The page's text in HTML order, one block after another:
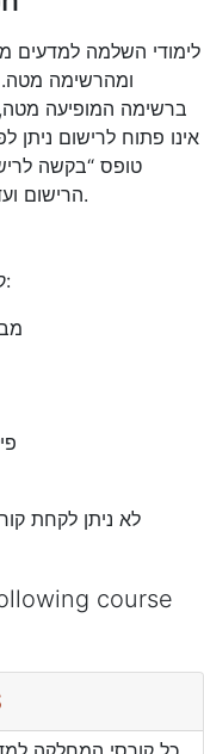
לימודי השלמה למדעים
ומהרשימה מטה.
ברשימה המופיעה מטה,
אינו פתוח לרישום ניתן
טופס “בקשה
הרישום ועד תום השבוע הראשון של תקופת השינויים.
קורסים אלו אינם נכללים כהשלמה למדעים:
לא ניתן לקחת
course